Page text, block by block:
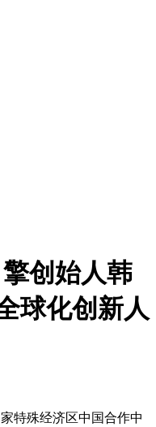
创始人韩
球化创新人
特殊经济区中国合作中